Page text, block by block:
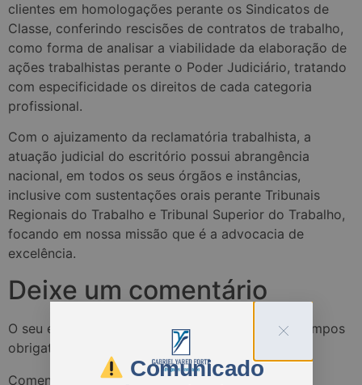
clientes em homologações perante os Sindicatos de
Classe, conferindo rescisões de contratos de trabalho,
como forma de analisar a viabilidade da elaboração de
ações trabalhistas perante o Poder Judiciário, tratando
com especificidade os direitos de cada categoria
profissional.
Com o ajuizamento da reclamatória trabalhista, a
atuação judicial do escritório possui abrangência
nacional, em todos os seus órgãos e instâncias,
inclusive com sustentações orais perante Tribunais
Regionais do Trabalho e Tribunal Superior do Trabalho,
focando em nossa missão que é a advocacia de
excelência.
Deixe um comentário
O seu endereço de e-mail não será publicado.
Campos
obrigatórios são marcados com
Comentário
Comunicado